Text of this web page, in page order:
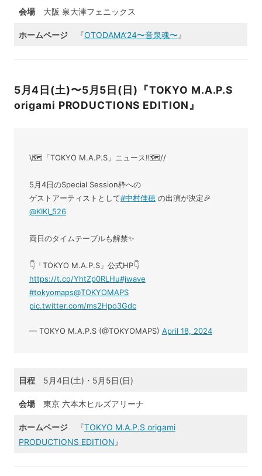
会場大阪 泉大津フェニックス
ホームページ『OTODAMA’24〜音泉魂〜』
5月4日(土)〜5月5日(日)『TOKYO M.A.P.S
origami PRODUCTIONS EDITION』
\🗺「TOKYO M.A.P.S」ニュース‼️🗺//
5月4日のSpecial Session枠への
ゲストアーティストとして#中村佳穂の出演が決定🎉
@KIKI_526
両日のタイムテーブルも解禁✨
👇「TOKYO M.A.P.S」公式HP👇
https://t.co/YhtZp0RLHu#jwave
#tokyomaps@TOKYOMAPS
pic.twitter.com/ms2Hpo3Gdc
— TOKYO M.A.P.S (@TOKYOMAPS) April 18, 2024
日程5月4日(土)・5月5日(日)
会場東京 六本木ヒルズアリーナ
ホームページ『TOKYO M.A.P.S origami
PRODUCTIONS EDITION 』